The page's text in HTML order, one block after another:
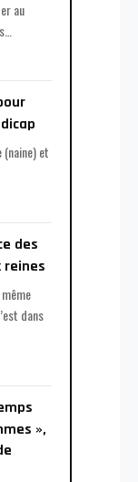
au
…
et
des
reines
dans
»,